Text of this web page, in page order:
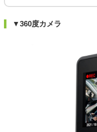
▼360度カメラ